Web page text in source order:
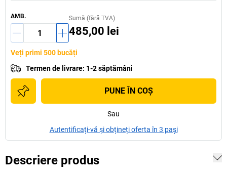
AMB. Sumă (fără TVA)
485,00 lei
Veți primi 500 bucăți
Termen de livrare: 1-2 săptămâni
PUNE ÎN COŞ
Sau
Autentificați-vă și obțineți oferta în 3 pași
Descriere produs